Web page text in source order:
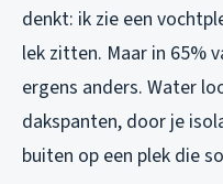
denkt: ik zie een
lek zitten. Maar in 65%
ergens anders. Water
dakspanten, door je
buiten op een plek die